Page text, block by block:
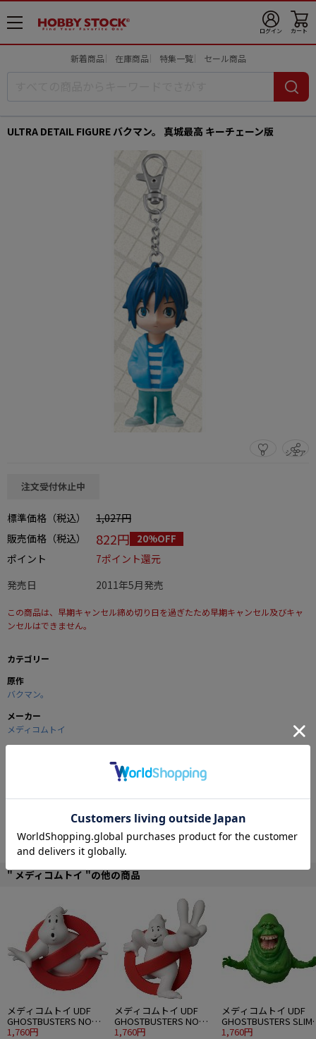
メ
ニ
ログイン カート
新着商品 在庫商品 特集一覧 セール商品
ULTRA DETAIL FIGURE バクマン。 真城最高 キーチェーン版
0 シェア
この商品をシェアする
注文受付休止中
標準価格（税込）
1,027円
販売価格（税込）
822円 20%OFF
ポイント
7ポイント還元
発売日
2011年5月発売
この商品は、早期キャンセル締め切り日を過ぎたため早期キャンセル及びキャ
ンセルはできません。
カテゴリー
原作
バクマン。
メーカー
メディコムトイ
大人気ウルトラディテールフィギュア最新作、「バクマン。」シリーズの登場
現在週間少年ジャンプに連載中で、NHK教育テレビにて絶賛放映中の人気アニ
メ「バクマン。」より主要キャラクターがディフォルメされてラインナップ。
劇中作品の「疑探偵TRAP」、「CROW」の主役もそれぞれラインナップしまし
いずれも台付きの「フィギュア版」のキーチェーン仕様の2バリエーションござ
今年秋より第2シーズンの放映も発表されました。
※こちらの商品はキーチェーン版になります。
■全高：約60mm
■原型製作：MOTOR KEN
©大場つぐみ・小畑健・集英社／NHK・NEP・ShoPro
" メディコムトイ "の他の商品
メディコムトイ UDF
GHOSTBUSTERS NO
GHOST
1,760円
メディコムトイ UDF
GHOSTBUSTERS NO
GHOST 2
1,760円
メディコムトイ UDF
GHOSTBUSTERS
(GREEN GHOST)
1,760円